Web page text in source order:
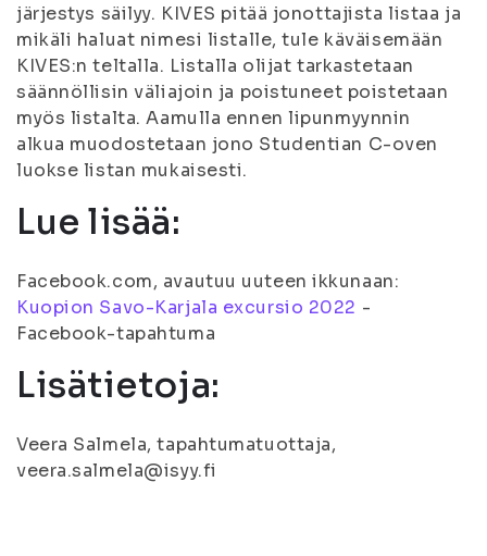
järjestys säilyy. KIVES pitää jonottajista listaa ja
mikäli haluat nimesi listalle, tule käväisemään
KIVES:n teltalla. Listalla olijat tarkastetaan
säännöllisin väliajoin ja poistuneet poistetaan
myös listalta. Aamulla ennen lipunmyynnin
alkua muodostetaan jono Studentian C-oven
luokse listan mukaisesti.
Lue lisää:
Facebook.com, avautuu uuteen ikkunaan:
Kuopion Savo-Karjala excursio 2022 -
Facebook-tapahtuma
Lisätietoja:
Veera Salmela, tapahtumatuottaja,
veera.salmela@isyy.fi